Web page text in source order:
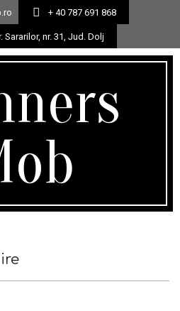
+ 40 787 691 868
Sararilor, nr. 31, Jud. Dolj